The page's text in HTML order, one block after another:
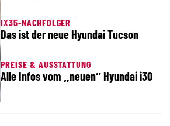
IX35-NACHFOLGER
Das ist der neue Hyundai Tucson
PREISE & AUSSTATTUNG
Alle Infos vom „neuen“ Hyundai i30